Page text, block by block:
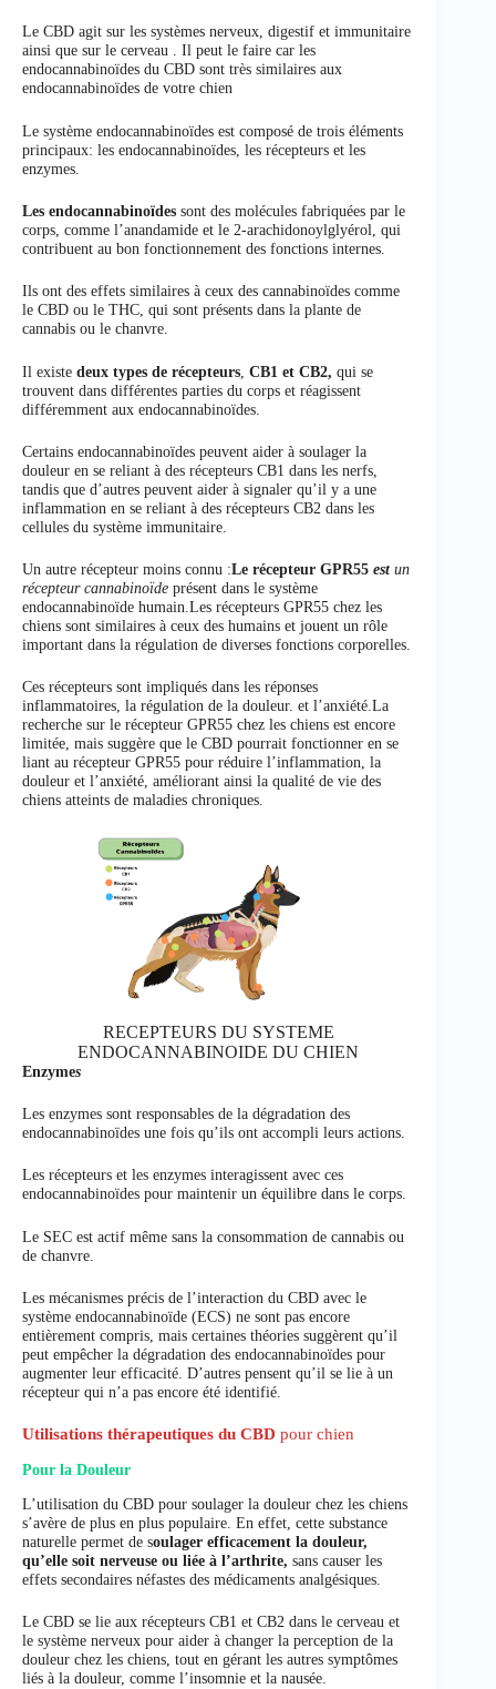
Le CBD agit sur les systèmes nerveux, digestif et immunitaire
ainsi que sur le cerveau . Il peut le faire car les
endocannabinoïdes du CBD sont très similaires aux
endocannabinoïdes de votre chien
Le système endocannabinoïdes est composé de trois éléments
principaux: les endocannabinoïdes, les récepteurs et les
enzymes.
Les endocannabinoïdes sont des molécules fabriquées par le
corps, comme l’anandamide et le 2-arachidonoylglyérol, qui
contribuent au bon fonctionnement des fonctions internes.
Ils ont des effets similaires à ceux des cannabinoïdes comme
le CBD ou le THC, qui sont présents dans la plante de
cannabis ou le chanvre.
Il existe deux types de récepteurs CB1 et CB2, qui se
trouvent dans différentes parties du corps et réagissent
différemment aux endocannabinoïdes.
Certains endocannabinoïdes peuvent aider à soulager la
douleur en se reliant à des récepteurs CB1 dans les nerfs,
tandis que d’autres peuvent aider à signaler qu’il y a une
inflammation en se reliant à des récepteurs CB2 dans les
cellules du système immunitaire.
Un autre récepteur moins connu :Le récepteur GPR55 estun
récepteur cannabinoïde présent dans le système
endocannabinoïde humain.Les récepteurs GPR55 chez les
chiens sont similaires à ceux des humains et jouent un rôle
important dans la régulation de diverses fonctions corporelles.
Ces récepteurs sont impliqués dans les réponses
inflammatoires, la régulation de la douleur. et l’anxiété.La
recherche sur le récepteur GPR55 chez les chiens est encore
limitée, mais suggère que le CBD pourrait fonctionner en se
liant au récepteur GPR55 pour réduire l’inflammation, la
douleur et l’anxiété, améliorant ainsi la qualité de vie des
chiens atteints de maladies chroniques.
RECEPTEURS DU SYSTEME
ENDOCANNABINOIDE DU CHIEN
Enzymes
Les enzymes sont responsables de la dégradation des
endocannabinoïdes une fois qu’ils ont accompli leurs actions.
Les récepteurs et les enzymes interagissent avec ces
endocannabinoïdes pour maintenir un équilibre dans le corps.
Le SEC est actif même sans la consommation de cannabis ou
de chanvre.
Les mécanismes précis de l’interaction du CBD avec le
système endocannabinoïde (ECS) ne sont pas encore
entièrement compris, mais certaines théories suggèrent qu’il
peut empêcher la dégradation des endocannabinoïdes pour
augmenter leur efficacité. D’autres pensent qu’il se lie à un
récepteur qui n’a pas encore été identifié.
Utilisations thérapeutiques du CBD pour chien
Pour la Douleur
L’utilisation du CBD pour soulager la douleur chez les chiens
s’avère de plus en plus populaire. En effet, cette substance
naturelle permet de soulager efficacement la douleur,
qu’elle soit nerveuse ou liée à l’arthrite, sans causer les
effets secondaires néfastes des médicaments analgésiques.
Le CBD se lie aux récepteurs CB1 et CB2 dans le cerveau et
le système nerveux pour aider à changer la perception de la
douleur chez les chiens, tout en gérant les autres symptômes
liés à la douleur, comme l’insomnie et la nausée.